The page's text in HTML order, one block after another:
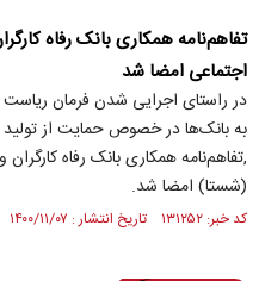
تفاهم‌نامه همکاری بانک رفاه
اجتماعی امضا شد
در راستای اجرایی شدن فرمان
به بانک‌ها در خصوص حمایت از تولید
,تفاهم‌نامه همکاری بانک رفاه
(شستا) امضا شد.
کد خبر: ۱۳۱۲۵۲ تاریخ انتشار : ۱۴۰۰/۱۱/۰۷